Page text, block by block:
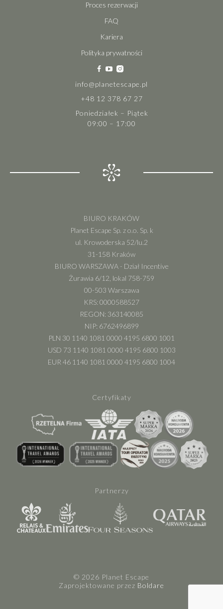
Proces rezerwacji
FAQ
Kariera
Polityka prywatności
info@planetescape.pl
+48 12 378 67 27
Poniedziałek – Piątek
09:00 – 17:00
BIURO KRAKÓW
Planet Escape Sp. z o.o. Sp. k
ul. Krowoderska 52/lu.2
31-158 Kraków
BIURO WARSZAWA - Dział Incentive
Żurawia 6/12, lokal 758-759
00-503 Warszawa
KRS: 0000588527
REGON: 363140085
NIP: 6762496899
PLN 30 1140 1081 0000 4195 6800 1001
USD 73 1140 1081 0000 4195 6800 1003
EUR 46 1140 1081 0000 4195 6800 1004
Certyfikaty
Partnerzy
© 2026 Planet Escape
Zaprojektowane przez Boldare